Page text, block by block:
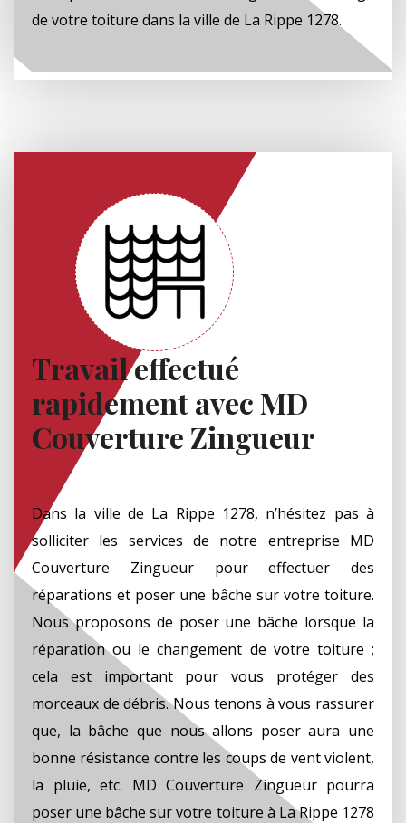
de votre toiture dans la ville de La Rippe 1278.
Travail effectué
rapidement avec MD
Couverture Zingueur
Dans la ville de La Rippe 1278, n’hésitez pas à
solliciter les services de notre entreprise MD
Couverture Zingueur pour effectuer des
réparations et poser une bâche sur votre toiture.
Nous proposons de poser une bâche lorsque la
réparation ou le changement de votre toiture ;
cela est important pour vous protéger des
morceaux de débris. Nous tenons à vous rassurer
que, la bâche que nous allons poser aura une
bonne résistance contre les coups de vent violent,
la pluie, etc. MD Couverture Zingueur pourra
poser une bâche sur votre toiture à La Rippe 1278